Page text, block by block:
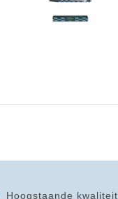
Hoogstaande kwaliteit